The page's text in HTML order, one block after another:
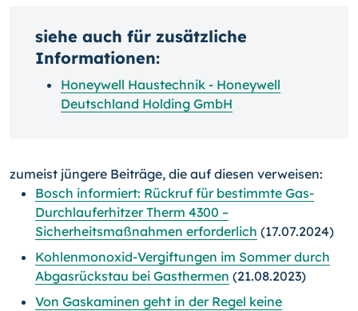
siehe auch für zusätzliche
Informationen:
Honeywell Haustechnik - Honeywell
Deutschland Holding GmbH
zumeist jüngere Beiträge, die auf diesen verweisen:
Bosch informiert: Rückruf für bestimmte Gas-
Durchlauferhitzer Therm 4300 –
Sicherheitsmaßnahmen erforderlich (17.07.2024)
Kohlenmonoxid-Vergiftungen im Sommer durch
Abgasrückstau bei Gasthermen (21.08.2023)
Von Gaskaminen geht in der Regel keine